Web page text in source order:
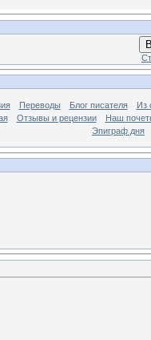
Переводы Блог писателя
Из
Отзывы и рецензии
Наш
Эпиграф дня